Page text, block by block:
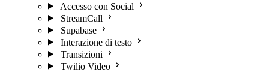
Accesso con Social
StreamCall
Supabase
Interazione di testo
Transizioni
Twilio Video